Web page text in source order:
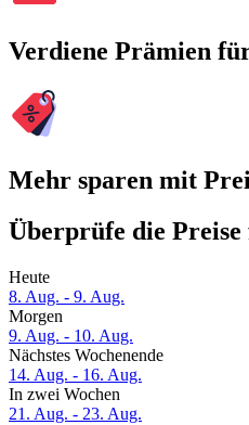
Verdiene Prämien
Mehr sparen mit
Überprüfe die Preise
Heute
8. Aug. - 9. Aug.
Morgen
9. Aug. - 10. Aug.
Nächstes Wochenende
14. Aug. - 16. Aug.
In zwei Wochen
21. Aug. - 23. Aug.